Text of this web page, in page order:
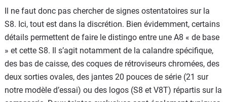
Il ne faut donc pas chercher de signes ostentatoires sur la
S8. Ici, tout est dans la discrétion. Bien évidemment, certains
détails permettent de faire le distingo entre une A8 « de base
» et cette S8. Il s’agit notamment de la calandre spécifique,
des bas de caisse, des coques de rétroviseurs chromées, des
deux sorties ovales, des jantes 20 pouces de série (21 sur
notre modèle d’essai) ou des logos (S8 et V8T) répartis sur la